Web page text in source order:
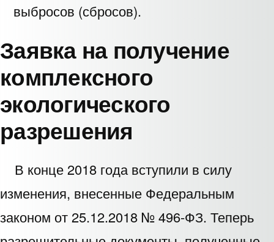
выбросов (сбросов).
Заявка на получение
комплексного
экологического
разрешения
В конце 2018 года вступили в силу
изменения, внесенные Федеральным
законом от 25.12.2018 № 496-ФЗ. Теперь